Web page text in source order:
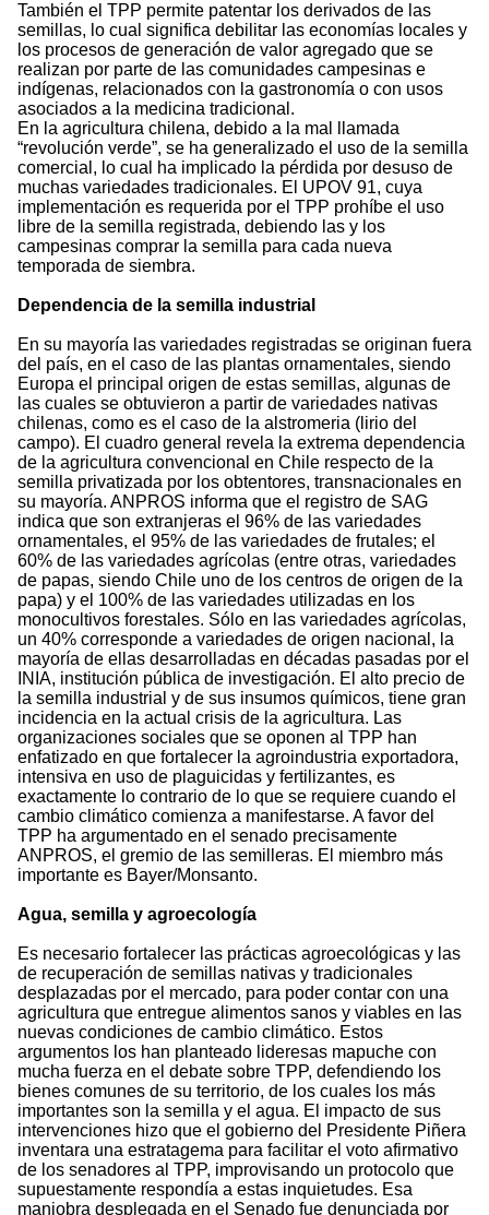
También el TPP permite patentar los derivados de las
semillas, lo cual significa debilitar las economías locales y
los procesos de generación de valor agregado que se
realizan por parte de las comunidades campesinas e
indígenas, relacionados con la gastronomía o con usos
asociados a la medicina tradicional.
En la agricultura chilena, debido a la mal llamada
“revolución verde”, se ha generalizado el uso de la semilla
comercial, lo cual ha implicado la pérdida por desuso de
muchas variedades tradicionales. El UPOV 91, cuya
implementación es requerida por el TPP prohíbe el uso
libre de la semilla registrada, debiendo las y los
campesinas comprar la semilla para cada nueva
temporada de siembra.
Dependencia de la semilla industrial
En su mayoría las variedades registradas se originan fuera
del país, en el caso de las plantas ornamentales, siendo
Europa el principal origen de estas semillas, algunas de
las cuales se obtuvieron a partir de variedades nativas
chilenas, como es el caso de la alstromeria (lirio del
campo). El cuadro general revela la extrema dependencia
de la agricultura convencional en Chile respecto de la
semilla privatizada por los obtentores, transnacionales en
su mayoría. ANPROS informa que el registro de SAG
indica que son extranjeras el 96% de las variedades
ornamentales, el 95% de las variedades de frutales; el
60% de las variedades agrícolas (entre otras, variedades
de papas, siendo Chile uno de los centros de origen de la
papa) y el 100% de las variedades utilizadas en los
monocultivos forestales. Sólo en las variedades agrícolas,
un 40% corresponde a variedades de origen nacional, la
mayoría de ellas desarrolladas en décadas pasadas por el
INIA, institución pública de investigación. El alto precio de
la semilla industrial y de sus insumos químicos, tiene gran
incidencia en la actual crisis de la agricultura. Las
organizaciones sociales que se oponen al TPP han
enfatizado en que fortalecer la agroindustria exportadora,
intensiva en uso de plaguicidas y fertilizantes, es
exactamente lo contrario de lo que se requiere cuando el
cambio climático comienza a manifestarse. A favor del
TPP ha argumentado en el senado precisamente
ANPROS, el gremio de las semilleras. El miembro más
importante es Bayer/Monsanto.
Agua, semilla y agroecología
Es necesario fortalecer las prácticas agroecológicas y las
de recuperación de semillas nativas y tradicionales
desplazadas por el mercado, para poder contar con una
agricultura que entregue alimentos sanos y viables en las
nuevas condiciones de cambio climático. Estos
argumentos los han planteado lideresas mapuche con
mucha fuerza en el debate sobre TPP, defendiendo los
bienes comunes de su territorio, de los cuales los más
importantes son la semilla y el agua. El impacto de sus
intervenciones hizo que el gobierno del Presidente Piñera
inventara una estratagema para facilitar el voto afirmativo
de los senadores al TPP, improvisando un protocolo que
supuestamente respondía a estas inquietudes. Esa
maniobra desplegada en el Senado fue denunciada por